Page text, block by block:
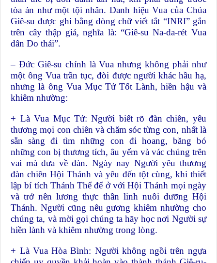
tòa án như một tội nhân. Danh hiệu Vua của Chúa
Giê-su được ghi bằng dòng chữ viết tắt “INRI” gắn
trên cây thập giá, nghĩa là: “Giê-su Na-da-rét Vua
dân Do thái”.
– Đức Giê-su chính là Vua nhưng không phải như
một ông Vua trần tục, đòi được người khác hầu hạ,
nhưng là ông Vua Mục Tử Tốt Lành, hiền hậu và
khiêm nhường:
+ Là Vua Mục Tử: Người biết rõ đàn chiên, yêu
thương mọi con chiên và chăm sóc từng con, nhất là
sẵn sàng đi tìm những con đi hoang, băng bó
những con bị thương tích, âu yếm và vác chúng trên
vai mà đưa về đàn. Ngày nay Người yêu thương
đàn chiên Hội Thánh và yêu đến tột cùng, khi thiết
lập bí tích Thánh Thể để ở với Hội Thánh mọi ngày
và trở nên lương thực thần linh nuôi dưỡng Hội
Thánh. Người cũng nêu gương khiêm nhường cho
chúng ta, và mời gọi chúng ta hãy học nơi Người sự
hiền lành và khiêm nhường trong lòng.
+ Là Vua Hòa Bình: Người không ngồi trên ngựa